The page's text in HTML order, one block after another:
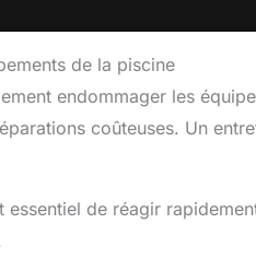
de la piscine
endommager les
coûteuses. Un
essentiel de réagir